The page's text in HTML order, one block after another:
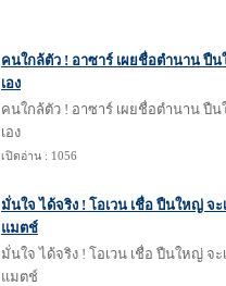
คนใกล้ตัว ! อาซาร์ เผยชื่อตำนาน ปื
เอง
คนใกล้ตัว ! อาซาร์ เผยชื่อตำนาน ปื
เอง
เปิดอ่าน : 1056
มั่นใจ ได้จริง ! โอเวน เชื่อ ปืนใหญ่ จ
แมตช์
มั่นใจ ได้จริง ! โอเวน เชื่อ ปืนใหญ่ จ
แมตช์